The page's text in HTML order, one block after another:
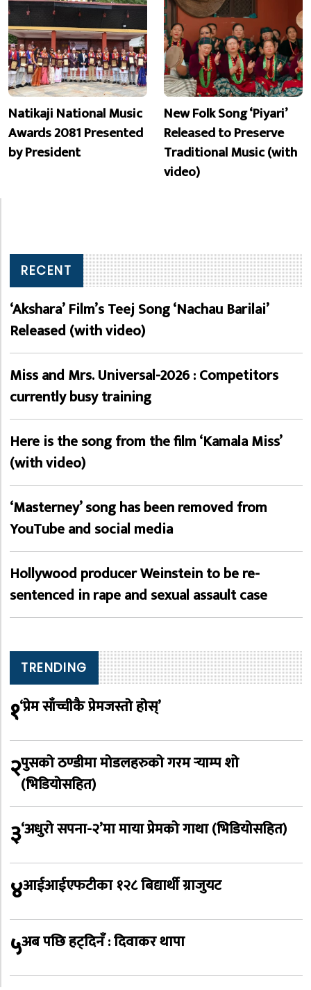
Natikaji National Music
Awards 2081 Presented
by President
New Folk Song ‘Piyari’
Released to Preserve
Traditional Music (with
video)
RECENT
‘Akshara’ Film’s Teej Song ‘Nachau Barilai’
Released (with video)
Miss and Mrs. Universal-2026 : Competitors
currently busy training
Here is the song from the film ‘Kamala Miss’
(with video)
‘Masterney’ song has been removed from
YouTube and social media
Hollywood producer Weinstein to be re-
sentenced in rape and sexual assault case
TRENDING
१‘प्रेम साँच्चीकै प्रेमजस्तो होस्’
२पुसको ठण्डीमा मोडलहरुको गरम र्‍याम्प शो
(भिडियोसहित)
३‘अधुरो सपना-२’मा माया प्रेमको गाथा (भिडियोसहित)
४आईआईएफटीका १२८ बिद्यार्थी ग्राजुयट
५अब पछि हट्दिनँ : दिवाकर थापा